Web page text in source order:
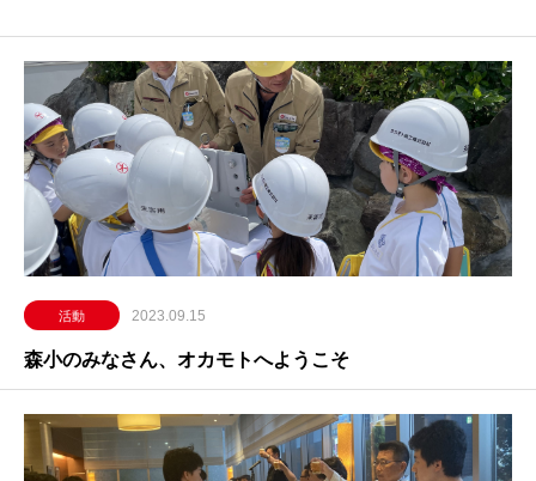
活動 2023.09.15
森小のみなさん、オカモトへようこそ